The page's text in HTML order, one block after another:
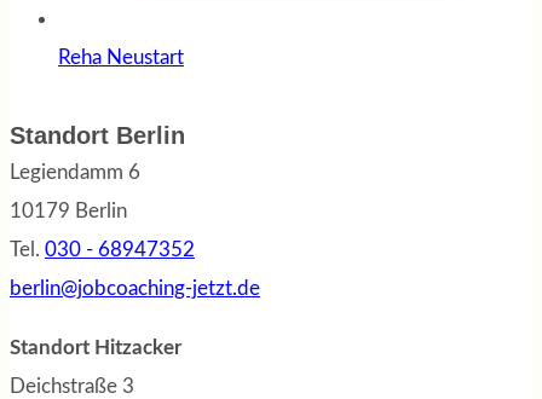
Reha Neustart
Standort Berlin
Legiendamm 6
10179 Berlin
Tel. 030 - 68947352
berlin@jobcoaching-jetzt.de
Standort Hitzacker
Deichstraße 3